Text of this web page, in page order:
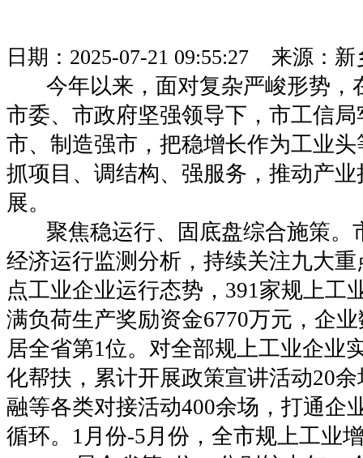
日期：2025-07-21 09:55:27 来源：
今年以来，面对复杂严峻形势，
市委、市政府坚强领导下，市工信
市、制造强市，把稳增长作为工业
抓项目、调结构、强服务，推动产
展。
聚焦稳运行、固底盘综合施策。
经济运行监测分析，持续关注九大
点工业企业运行态势，391家规上工
满负荷生产奖励资金6770万元，企
居全省第1位。对全部规上工业企业
化帮扶，累计开展政策宣讲活动20
融等各类对接活动400余场，打通企
循环。1月份-5月份，全市规上工业